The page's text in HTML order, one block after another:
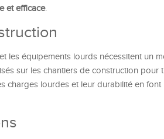
et efficace.
les équipements lourds nécessitent un
sur les chantiers de construction pour
charges lourdes et leur durabilité en